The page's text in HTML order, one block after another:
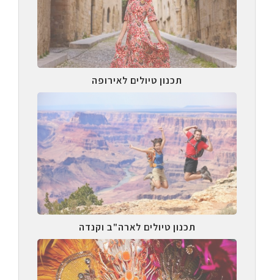
תכנון טיולים לאירופה
תכנון טיולים לארה"ב וקנדה